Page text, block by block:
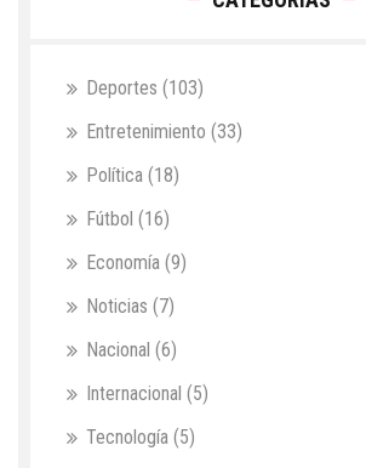
Deportes (103)
Entretenimiento (33)
Política (18)
Fútbol (16)
Economía (9)
Noticias (7)
Nacional (6)
Internacional (5)
Tecnología (5)